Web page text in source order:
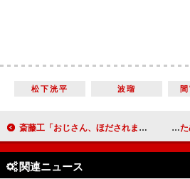
松下洸平 波瑠
斎藤工「おじさん、ほだされます」 中島健人のホスピタリティーを絶賛 木村文
関連ニュース